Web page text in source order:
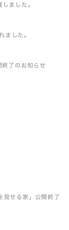
ました。
ました。
了のお知らせ
せる家」公開終了